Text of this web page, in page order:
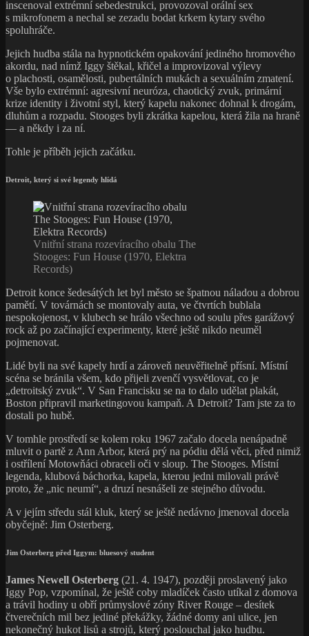
inscenoval extrémní sebedestrukci, provozoval orální sex
s mikrofonem a nechal se zezadu bodat krkem kytary svého
spoluhráče.
Jejich hudba stála na hypnotickém opakování jediného hromového
akordu, nad nímž Iggy štěkal, křičel a improvizoval výlevy
o plachosti, osamělosti, pubertálních mukách a sexuálním zmatení.
Vše bylo extrémní: agresivní neuróza, chaotický zvuk, primární
krize identity i životní styl, který kapelu nakonec dohnal k drogám,
dluhům a rozpadu. Stooges byli zkrátka kapelou, která žila na hraně
— a někdy i za ní.
Tohle je příběh jejich začátku.
Detroit, který si své legendy hlídá
Vnitřní strana rozevíracího obalu The
Stooges: Fun House (1970, Elektra
Records)
Detroit konce šedesátých let byl město se špatnou náladou a dobrou
pamětí. V továrnách se montovaly auta, ve čtvrtích bublala
nespokojenost, v klubech se hrálo všechno od soulu přes garážový
rock až po začínající experimenty, které ještě nikdo neuměl
pojmenovat.
Lidé byli na své kapely hrdí a zároveň neuvěřitelně přísní. Místní
scéna se bránila všem, kdo přijeli zvenčí vysvětlovat, co je
„detroitský zvuk“. V San Francisku se na to dalo udělat plakát,
Boston připravil marketingovou kampaň. A Detroit? Tam jste za to
dostali po hubě.
V tomhle prostředí se kolem roku 1967 začalo docela nenápadně
mluvit o partě z Ann Arbor, která prý na pódiu dělá věci, před nimiž
i ostřílení Motowňáci obraceli oči v sloup. The Stooges. Místní
legenda, klubová báchorka, kapela, kterou jedni milovali právě
proto, že „nic neumí“, a druzí nesnášeli ze stejného důvodu.
A v jejím středu stál kluk, který se ještě nedávno jmenoval docela
obyčejně: Jim Osterberg.
Jim Osterberg před Iggym: bluesový student
James Newell Osterberg (21. 4. 1947), později proslavený jako
Iggy Pop, vzpomínal, že ještě coby mladíček často utíkal z domova
a trávil hodiny u obří průmyslové zóny River Rouge – desítek
čtverečních mil bez jediné překážky, žádné domy ani ulice, jen
nekonečný hukot lisů a strojů, který poslouchal jako hudbu.